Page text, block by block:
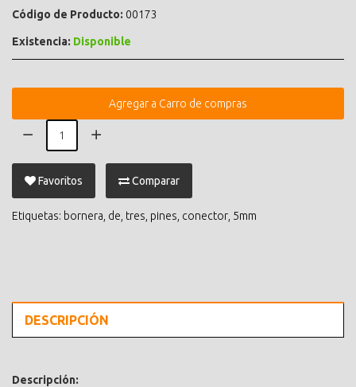
Código de Producto: 00173
Existencia: Disponible
Agregar a Carro de compras
Favoritos Comparar
Etiquetas: bornera de tres pines conector 5mm
DESCRIPCIÓN
Descripción: